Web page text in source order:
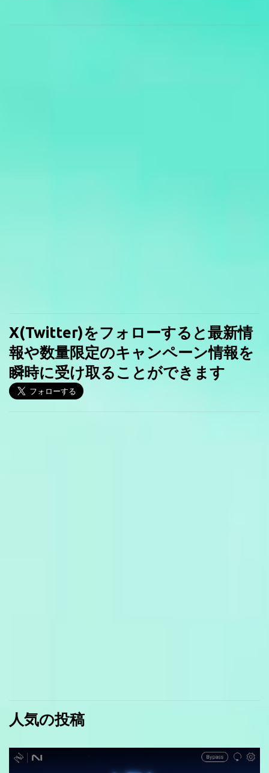
X(Twitter)をフォローすると最新情
報や数量限定のキャンペーン情報を
瞬時に受け取ることができます
人気の投稿